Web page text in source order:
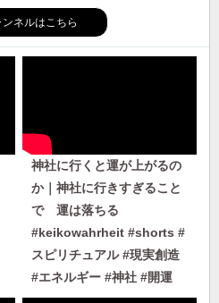
ネルはこちら
神社に行くと運が上がるの
か｜神社に行きすぎること
で 運は落ちる
#keikowahrheit #shorts #
スピリチュアル #現実創造
#エネルギー #神社 #開運